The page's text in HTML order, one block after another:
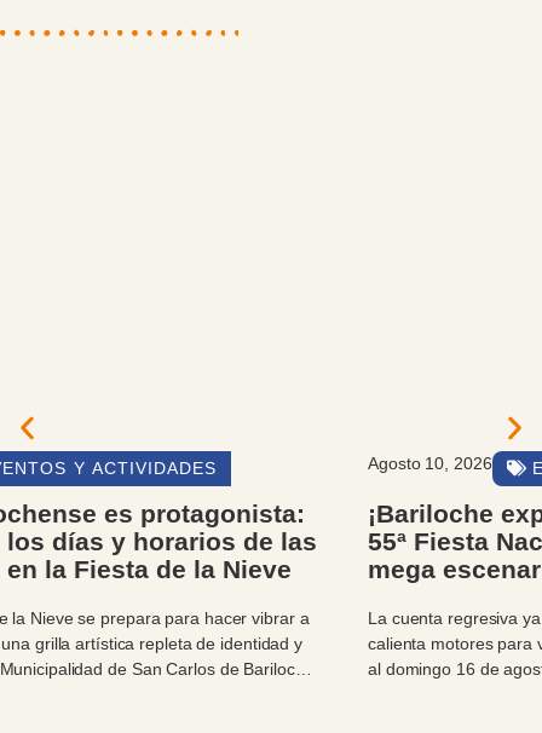
Agosto 10, 2026 EVENTOS Y ACTIVIDADES
¡Bariloche explota de fiesta! Se viene la
55ª Fiesta Nacional de la Nieve con un
mega escenario y pura mística
La cuenta regresiva ya se siente en el aire patagónico y Bariloche
calienta motores para vivir cuatro días inolvidables. Del jueves 13
al domingo 16 de agosto, la ciudad se vestirá de gala para